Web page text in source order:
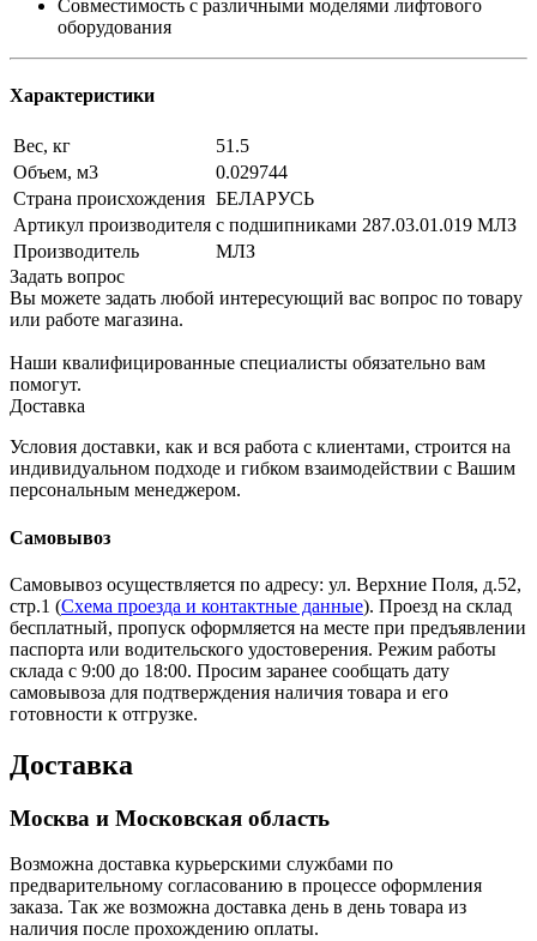
Совместимость с различными моделями лифтового
оборудования
Характеристики
Вес, кг
51.5
Объем, м3
0.029744
Страна происхождения БЕЛАРУСЬ
Артикул производителя с подшипниками 287.03.01.019 МЛЗ
Производитель
МЛЗ
Задать вопрос
Вы можете задать любой интересующий вас вопрос по товару
или работе магазина.
Наши квалифицированные специалисты обязательно вам
помогут.
Доставка
Условия доставки, как и вся работа с клиентами, строится на
индивидуальном подходе и гибком взаимодействии с Вашим
персональным менеджером.
Самовывоз
Самовывоз осуществляется по адресу: ул. Верхние Поля, д.52,
стр.1 (Схема проезда и контактные данные). Проезд на склад
бесплатный, пропуск оформляется на месте при предъявлении
паспорта или водительского удостоверения. Режим работы
склада с 9:00 до 18:00. Просим заранее сообщать дату
самовывоза для подтверждения наличия товара и его
готовности к отгрузке.
Доставка
Москва и Московская область
Возможна доставка курьерскими службами по
предварительному согласованию в процессе оформления
заказа. Так же возможна доставка день в день товара из
наличия после прохождению оплаты.